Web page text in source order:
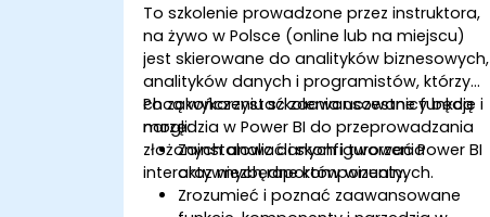
To szkolenie prowadzone przez instruktora,
na żywo w Polsce (online lub na miejscu)
jest skierowane do analityków biznesowych,
analityków danych i programistów, którzy
chcą wykorzystać zaawansowane funkcje i
narzędzia w Power BI do przeprowadzania
złożonych analiz danych i tworzenia
interaktywnych raportów wizualnych.
Po zakończeniu szkolenia uczestnicy będą
mogli:
Zainstalować i skonfigurować Power BI
oraz niezbędne komponenty.
Zrozumieć i poznać zaawansowane